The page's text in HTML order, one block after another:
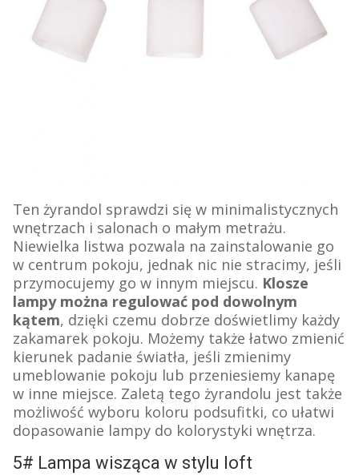
Ten żyrandol sprawdzi się w minimalistycznych
wnętrzach i salonach o małym metrażu.
Niewielka listwa pozwala na zainstalowanie go
w centrum pokoju, jednak nic nie stracimy, jeśli
przymocujemy go w innym miejscu. Klosze
lampy można regulować pod dowolnym
kątem, dzięki czemu dobrze doświetlimy każdy
zakamarek pokoju. Możemy także łatwo zmienić
kierunek padanie światła, jeśli zmienimy
umeblowanie pokoju lub przeniesiemy kanapę
w inne miejsce. Zaletą tego żyrandolu jest także
możliwość wyboru koloru podsufitki, co ułatwi
dopasowanie lampy do kolorystyki wnętrza.
5# Lampa wisząca w stylu loft